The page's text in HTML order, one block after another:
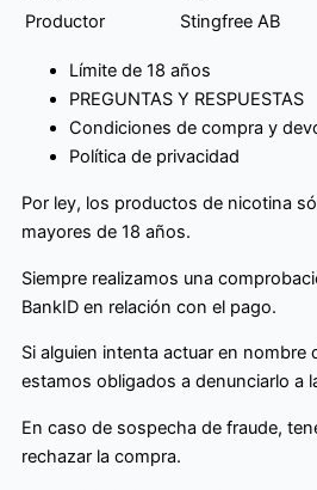
Productor
Stingfree AB
Límite de 18 años
PREGUNTAS Y RESPUESTAS
Condiciones de compra y
Política de privacidad
Por ley, los productos de nicotina
mayores de 18 años.
Siempre realizamos una
BankID en relación con el pago.
Si alguien intenta actuar en nombre
estamos obligados a denunciarlo a
En caso de sospecha de fraude,
rechazar la compra.